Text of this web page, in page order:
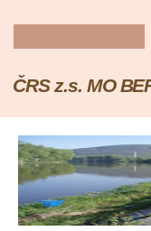
ČRS z.s. MO